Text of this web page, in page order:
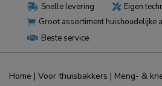
 Snelle levering  Eigen
 Groot assortiment huishoudelijke
 Beste service
Home | Voor thuisbakkers | Meng- &